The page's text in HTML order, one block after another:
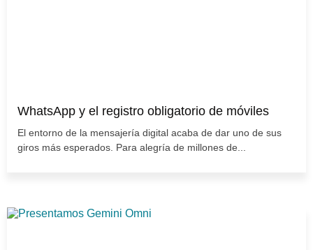
WhatsApp y el registro obligatorio de móviles
El entorno de la mensajería digital acaba de dar uno de sus
giros más esperados. Para alegría de millones de...